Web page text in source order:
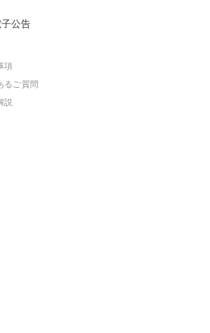
公告
項
るご質問
説